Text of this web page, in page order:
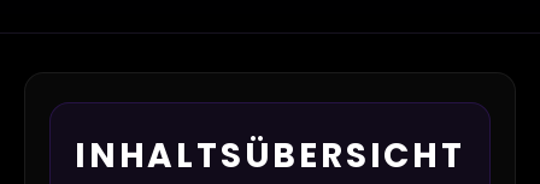
INHALTSÜBERSICHT